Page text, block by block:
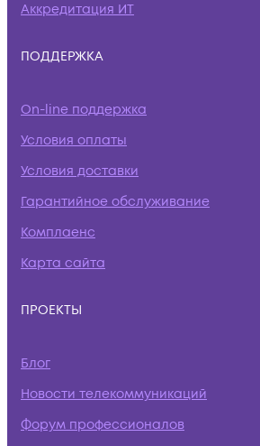
Аккредитация ИТ
ПОДДЕРЖКА
On-line поддержка
Условия оплаты
Условия доставки
Гарантийное обслуживание
Комплаенс
Карта сайта
ПРОЕКТЫ
Блог
Новости телекоммуникаций
Форум профессионалов